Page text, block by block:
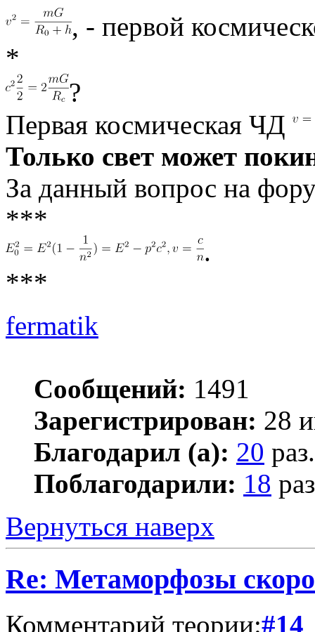
, - первой
*
?
Первая космическая ЧД
Только свет может
За данный вопрос на
***
.
***
fermatik
Сообщений: 1491
Зарегистрирован: 28
Благодарил (а): 20 раз.
Поблагодарили: 18
Вернуться наверх
Re: Метаморфозы
Комментарий теории:#14